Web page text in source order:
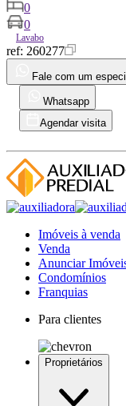
0
0
Lavabo
ref: 260277
Fale com um
Whatsapp
Agendar visita
Imóveis à venda
Venda
Anunciar
Condomínios
Franquias
Para clientes
Proprietários